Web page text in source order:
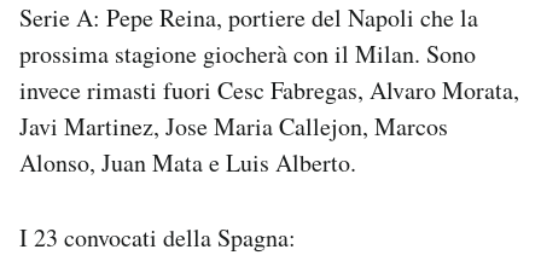
Serie A: Pepe Reina, portiere del Napoli che la
prossima stagione giocherà con il Milan. Sono
invece rimasti fuori Cesc Fabregas, Alvaro Morata,
Javi Martinez, Jose Maria Callejon, Marcos
Alonso, Juan Mata e Luis Alberto.
I 23 convocati della Spagna: